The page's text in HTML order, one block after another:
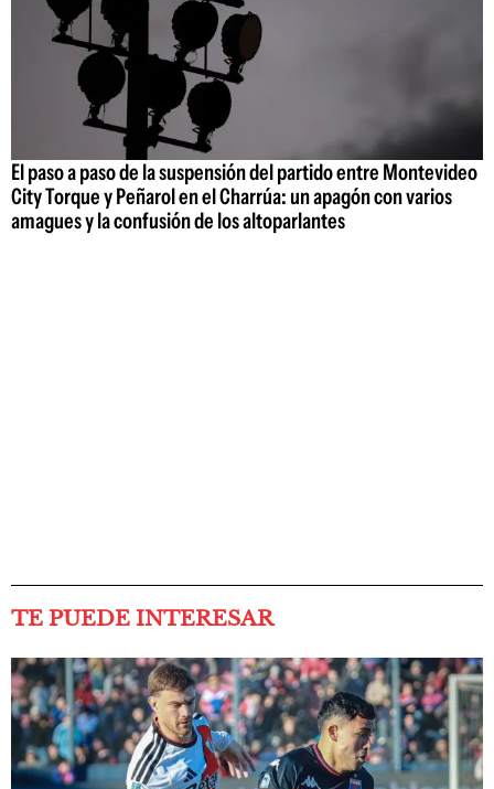
El paso a paso de la suspensión del partido entre Montevideo
City Torque y Peñarol en el Charrúa: un apagón con varios
amagues y la confusión de los altoparlantes
TE PUEDE INTERESAR